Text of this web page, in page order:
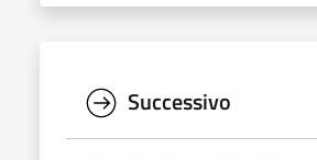
Successivo